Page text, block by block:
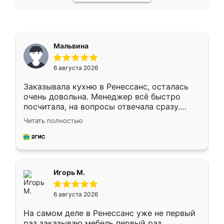
Мальвина
6 августа 2026
Заказывала кухню в Ренессанс, осталась
очень довольна. Менеджер всё быстро
посчитала, на вопросы отвечала сразу.
Замерщик приехал в субботу, подошёл к
делу со всей ответственностью. Собрали
за день, ребята работали аккуратно, даже
Читать полностью
Игорь М.
6 августа 2026
На самом деле в Ренессанс уже не первый